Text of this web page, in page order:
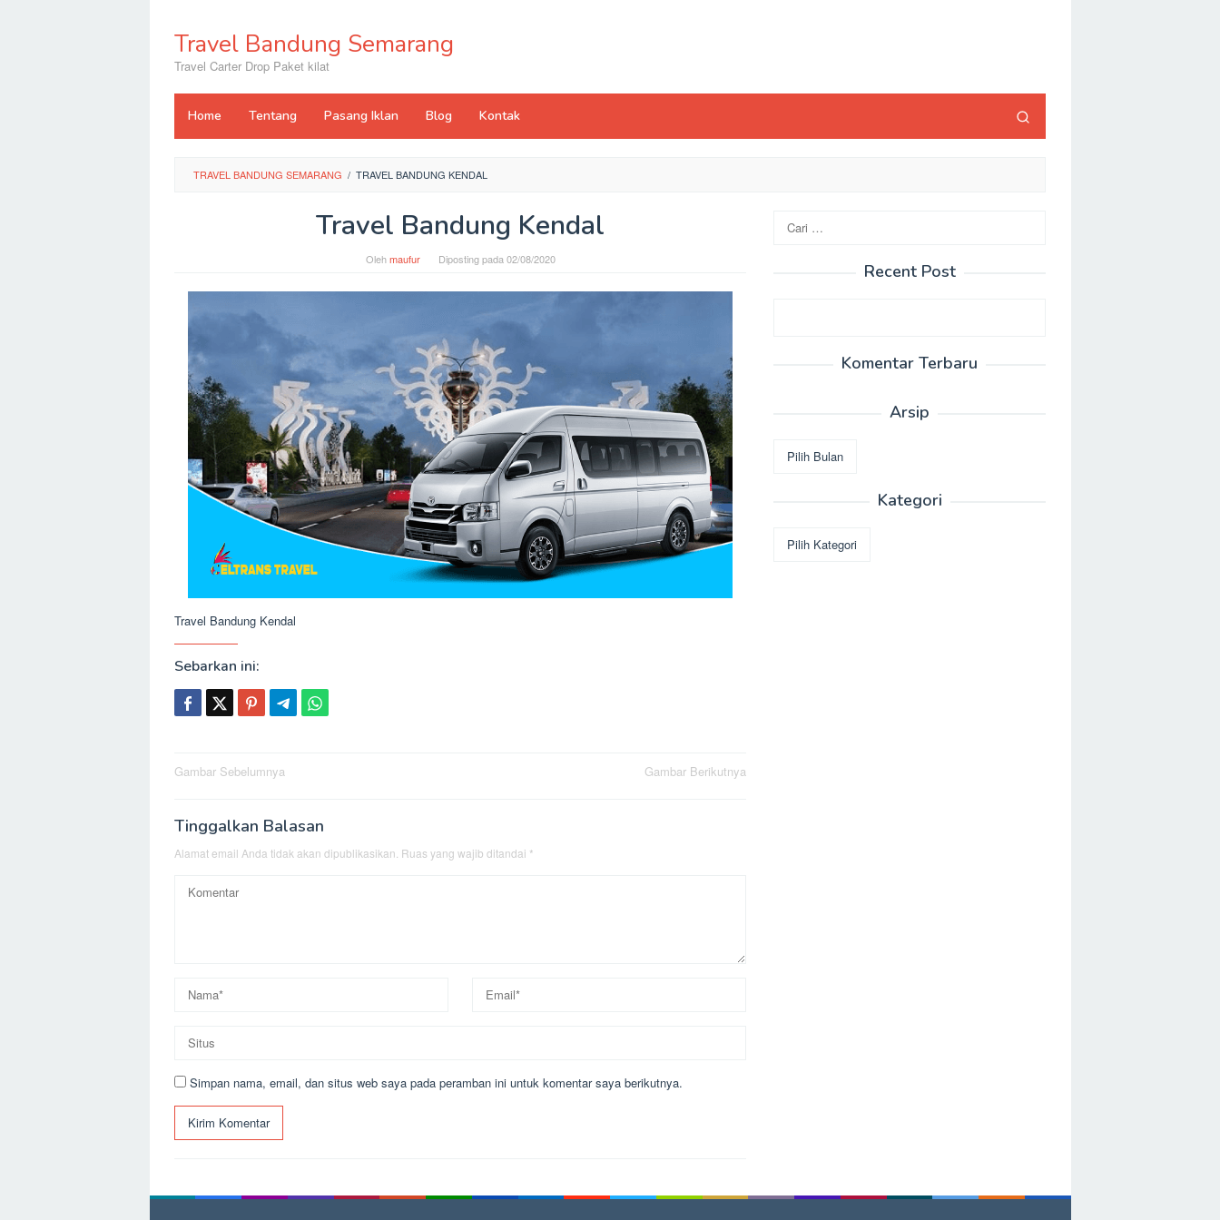
Travel Bandung Semarang
Travel Carter Drop Paket kilat
Home Tentang Pasang Iklan Blog Kontak
TRAVEL BANDUNG SEMARANG / TRAVEL BANDUNG KENDAL
Travel Bandung Kendal
Olehmaufur Diposting pada 02/08/2020
Travel Bandung Kendal
Sebarkan ini:
Post
Gambar Sebelumnya Gambar Berikutnya
Tinggalkan Balasan
Alamat email Anda tidak akan dipublikasikan. Ruas yang wajib ditandai *
Simpan nama, email, dan situs web saya pada peramban ini untuk komentar saya berikutnya.
untuk:
Recent Post
Komentar Terbaru
Arsip
Kategori